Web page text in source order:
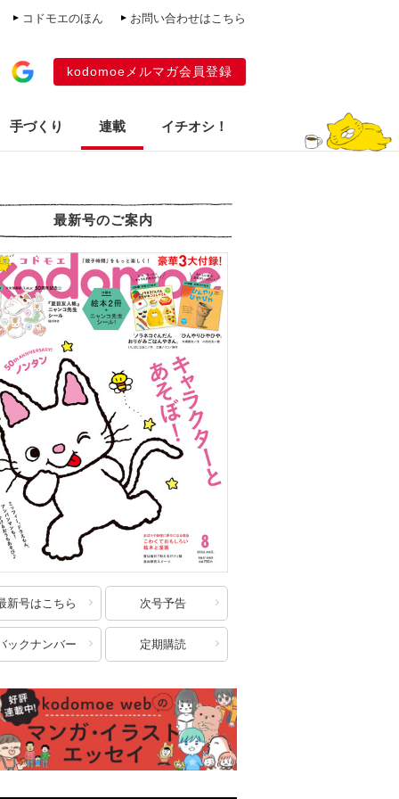
コドモエのほん お問い合わせはこちら
kodomoeメルマガ会員登録
手づくり 連載 イチオシ！
最新号のご案内
新号はこちら 次号予告
ックナンバー 定期購読